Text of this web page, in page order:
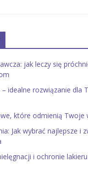
jak leczy się
– idealne rozwiązanie dla
które odmienią Twoje
Jak wybrać najlepsze i
i ochronie lakieru